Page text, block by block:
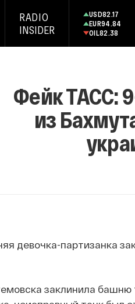
RADIO
INSIDER
USD82.17
EUR94.84
OIL82.38
Фейк ТАСС:
из
девочка-партизанка
заклинила башню